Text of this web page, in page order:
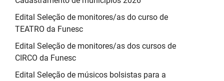
Edital Seleção de monitores/as do curso de
TEATRO da Funesc
Edital Seleção de monitores/as dos cursos de
CIRCO da Funesc
Edital Seleção de músicos bolsistas para a